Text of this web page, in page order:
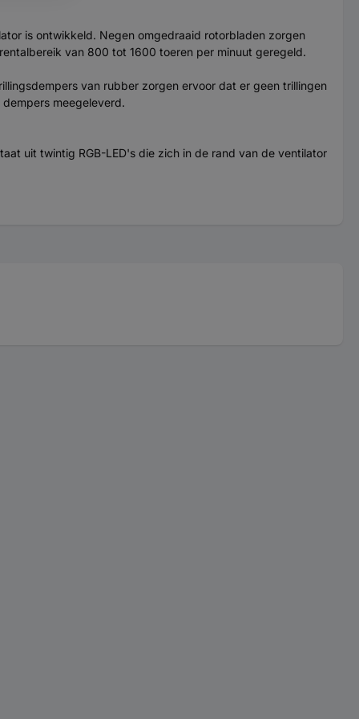
is ontwikkeld. Negen omgedraaid rotorbladen zorgen
van 800 tot 1600 toeren per minuut geregeld.
van rubber zorgen ervoor dat er geen trillingen
meegeleverd.
uit twintig RGB-LED's die zich in de rand van de ventilator